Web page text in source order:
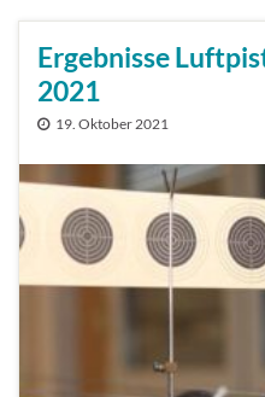
Ergebnisse
2021
19. Oktober 2021